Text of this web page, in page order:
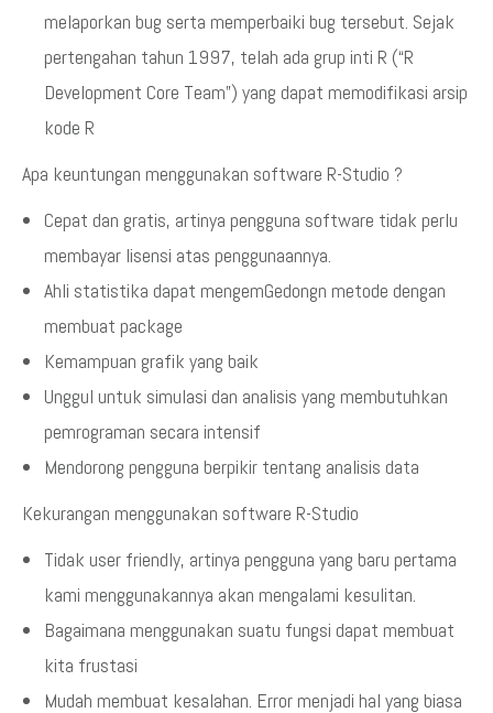
melaporkan bug serta memperbaiki bug tersebut. Sejak
pertengahan tahun 1997, telah ada grup inti R (“R
Development Core Team”) yang dapat memodifikasi arsip
kode R
Apa keuntungan menggunakan software R-Studio ?
Cepat dan gratis, artinya pengguna software tidak perlu
membayar lisensi atas penggunaannya.
Ahli statistika dapat mengemGedongn metode dengan
membuat package
Kemampuan grafik yang baik
Unggul untuk simulasi dan analisis yang membutuhkan
pemrograman secara intensif
Mendorong pengguna berpikir tentang analisis data
Kekurangan menggunakan software R-Studio
Tidak user friendly, artinya pengguna yang baru pertama
kami menggunakannya akan mengalami kesulitan.
Bagaimana menggunakan suatu fungsi dapat membuat
kita frustasi
Mudah membuat kesalahan. Error menjadi hal yang biasa